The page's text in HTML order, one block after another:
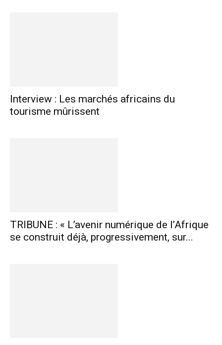
Interview : Les marchés africains du
tourisme mûrissent
TRIBUNE : « L’avenir numérique de l’Afrique
se construit déjà, progressivement, sur...